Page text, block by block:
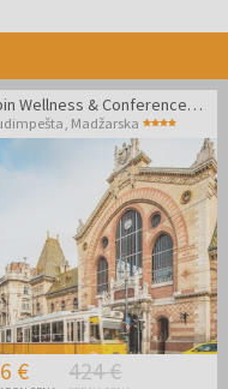
Rubin Wellness & Conference Hotel
Madžarska
€ 424 €